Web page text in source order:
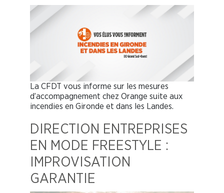
La CFDT vous informe sur les mesures
d’accompagnement chez Orange suite aux
incendies en Gironde et dans les Landes.
DIRECTION ENTREPRISES
EN MODE FREESTYLE :
IMPROVISATION
GARANTIE